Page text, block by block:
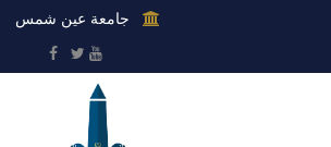
جامعة عين شمس